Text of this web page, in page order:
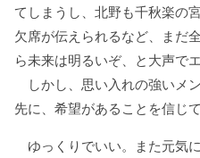
てしまうし、北野も千秋楽の
欠席が伝えられるなど、まだ
ら未来は明るいぞ、と大声で
しかし、思い入れの強いメ
先に、希望があることを信じ
ゆっくりでいい。また元気